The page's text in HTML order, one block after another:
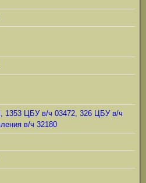
1353 ЦБУ в/ч 03472, 326 ЦБУ в/ч
в/ч 32180